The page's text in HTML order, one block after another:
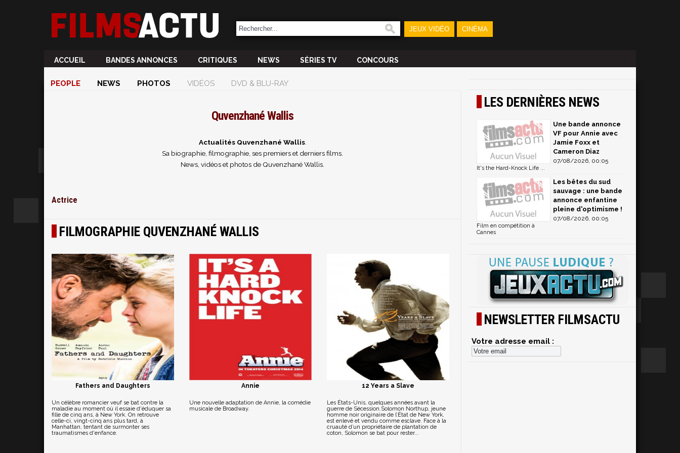
JEUX VIDÉO CINÉMA
ACCUEIL BANDES ANNONCES CRITIQUES NEWS SÉRIES TV CONCOURS
PEOPLE NEWS PHOTOS VIDÉOS DVD & BLU-RAY
Quvenzhané Wallis
Actualités Quvenzhané Wallis.
Sa biographie, filmographie, ses premiers et derniers films.
News, vidéos et photos de Quvenzhané Wallis.
Actrice
FILMOGRAPHIE QUVENZHANÉ WALLIS
Fathers and Daughters
Un célèbre romancier veuf se bat contre la
maladie au moment où il essaie d'éduquer sa
fille de cinq ans, à New York. On retrouve
celle-ci, vingt-cinq ans plus tard, à
Manhattan, tentant de surmonter ses
traumatismes d'enfance.
Annie
Une nouvelle adaptation de Annie, la comédie
musicale de Broadway.
12 Years a Slave
Les États-Unis, quelques années avant la
guerre de Sécession.Solomon Northup, jeune
homme noir originaire de l’État de New York,
est enlevé et vendu comme esclave. Face à la
cruauté d’un propriétaire de plantation de
coton, Solomon se bat pour rester...
LES DERNIÈRES NEWS
Une bande annonce
VF pour Annie avec
Jamie Foxx et
Cameron Diaz
07/08/2026, 00:05
It's the Hard-Knock Life ...
Les bêtes du sud
sauvage : une bande
annonce enfantine
pleine d'optimisme !
07/08/2026, 00:05
Film en compétition à
Cannes
NEWSLETTER FILMSACTU
Votre adresse email :